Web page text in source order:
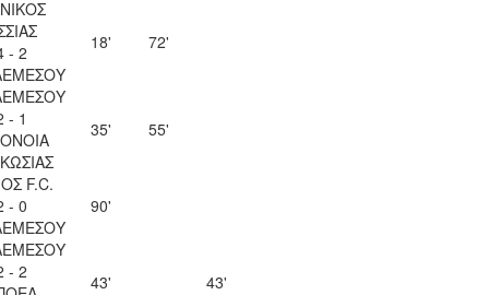
- 2
18' 72'
- 1
35' 55'
F.C.
- 0
90'
- 2
43' 43'